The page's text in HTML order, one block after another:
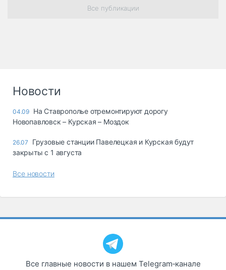
Региональная
логистика
опасные грузы
страхование
Спецтехника
Автосервис,
запчасти, шины
Все публикации
Новости
04.09 На Ставрополье отремонтируют дорогу
Новопавловск – Курская – Моздок
26.07
Грузовые станции Павелецкая и Курская будут
закрыты с 1 августа
Все новости
Все главные новости в нашем Telegram‑канале